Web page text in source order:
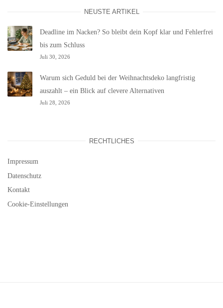
NEUSTE ARTIKEL
Deadline im Nacken? So bleibt dein Kopf klar und Fehlerfrei
bis zum Schluss
Juli 30, 2026
Warum sich Geduld bei der Weihnachtsdeko langfristig
auszahlt – ein Blick auf clevere Alternativen
Juli 28, 2026
RECHTLICHES
Impressum
Datenschutz
Kontakt
Cookie-Einstellungen